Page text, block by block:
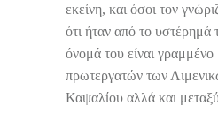
εκείνη, και όσοι τον
ότι ήταν από το υστέρημά
όνομά του είναι
πρωτεργατών των
Καψαλίου αλλά και